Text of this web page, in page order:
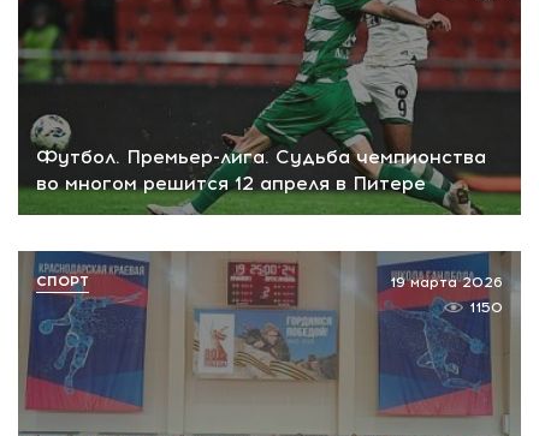
Футбол. Премьер-лига. Судьба чемпионства
во многом решится 12 апреля в Питере
19 марта 2026
1150
СПОРТ